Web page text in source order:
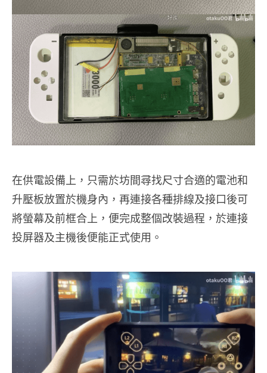
在供電設備上，只需於坊間尋找尺寸合適的電池和
升壓板放置於機身內，再連接各種排線及接口後可
將螢幕及前框合上，便完成整個改裝過程，於連接
投屏器及主機後便能正式使用。